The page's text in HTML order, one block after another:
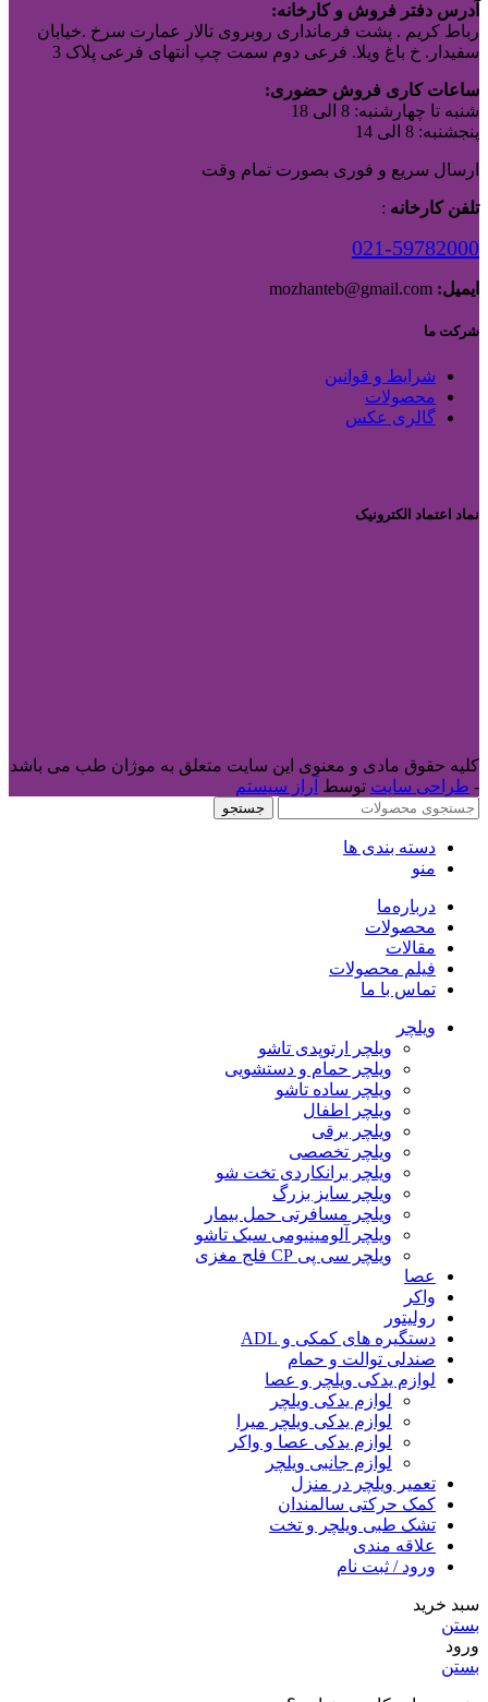
آدرس دفتر فروش و کارخانه:
رباط کریم . پشت فرمانداری روبروی تالار عمارت سرخ .خیابان
سفیدار. خ باغ ویلا. فرعی دوم سمت چپ انتهای فرعی پلاک 3
ساعات کاری فروش حضوری:
شنبه تا چهارشنبه: 8 الی 18
پنجشنبه: 8 الی 14
ارسال سریع و فوری بصورت تمام وقت
تلفن کارخانه :
021-59782000
ایمیل:
شرکت ما
شرایط و قوانین
محصولات
گالری عکس
نماد اعتماد الکترونیک
کلیه حقوق مادی و معنوی این سایت متعلق به موژان طب می باشد
- طراحی سایت توسط آراز سیستم
جستجو
دسته بندی ها
منو
درباره‌ما
محصولات
مقالات
فیلم محصولات
تماس با ما
ویلچر
ویلچر ارتوپدی تاشو
ویلچر حمام و دستشویی
ویلچر ساده تاشو
ویلچر اطفال
ویلچر برقی
ویلچر تخصصی
ویلچر برانکاردی تخت شو
ویلچر سایز بزرگ
ویلچر مسافرتی حمل بیمار
ویلچر آلومینیومی سبک تاشو
ویلچر سی پی CP فلج مغزی
عصا
واکر
رولیتور
دستگیره های کمکی و ADL
صندلی توالت و حمام
لوازم یدکی ویلچر و عصا
لوازم یدکی ویلچر
لوازم یدکی ویلچر میرا
لوازم یدکی عصا و واکر
لوازم جانبی ویلچر
تعمیر ویلچر در منزل
کمک حرکتی سالمندان
تشک طبی ویلچر و تخت
علاقه مندی
ورود / ثبت نام
سبد خرید
بستن
ورود
بستن